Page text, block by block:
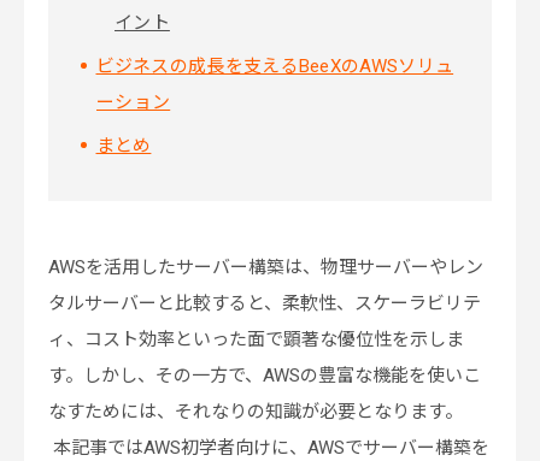
イント
ビジネスの成長を支えるBeeXのAWSソリュ
ーション
まとめ
AWSを活用したサーバー構築は、物理サーバーやレン
タルサーバーと比較すると、柔軟性、スケーラビリテ
ィ、コスト効率といった面で顕著な優位性を示しま
す。しかし、その一方で、AWSの豊富な機能を使いこ
なすためには、それなりの知識が必要となります。
本記事ではAWS初学者向けに、AWSでサーバー構築を